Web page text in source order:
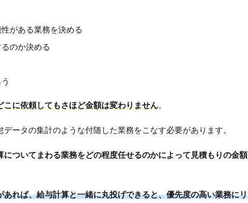
がある業務を決める
のか決める
に依頼してもさほど金額は変わりません
ータの集計のような付随した業務をこなす必要があります。
についてまわる業務をどの程度任せるのかによって見積もりの金額
れば、給与計算と一緒に丸投げできると、優先度の高い業務にリ